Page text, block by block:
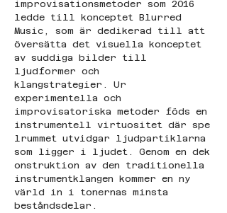
improvisationsmetoder som 2016
ledde till konceptet Blurred
Music, som är dedikerad till att
översätta det visuella konceptet
av suddiga bilder till
ljudformer och
klangstrategier. Ur
experimentella och
improvisatoriska metoder föds en
instrumentell virtuositet där spe
lrummet utvidgar ljudpartiklarna
som ligger i ljudet. Genom en dek
onstruktion av den traditionella
instrumentklangen kommer en ny
värld in i tonernas minsta
beståndsdelar.